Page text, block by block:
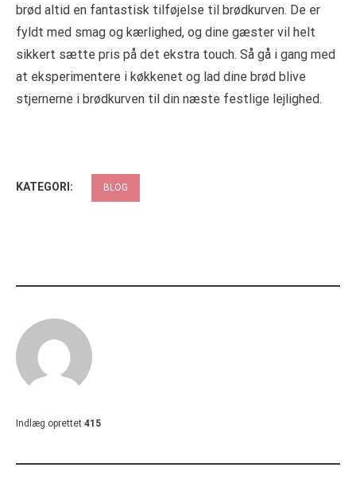
brød altid en fantastisk tilføjelse til brødkurven. De er
fyldt med smag og kærlighed, og dine gæster vil helt
sikkert sætte pris på det ekstra touch. Så gå i gang med
at eksperimentere i køkkenet og lad dine brød blive
stjernerne i brødkurven til din næste festlige lejlighed.
KATEGORI: BLOG
Indlæg oprettet 415